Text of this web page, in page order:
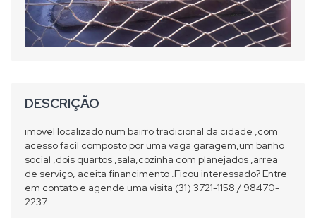
DESCRIÇÃO
imovel localizado num bairro tradicional da cidade ,com
acesso facil composto por uma vaga garagem,um banho
social ,dois quartos ,sala,cozinha com planejados ,arrea
de serviço, aceita financimento .Ficou interessado? Entre
em contato e agende uma visita (31) 3721-1158 / 98470-
2237